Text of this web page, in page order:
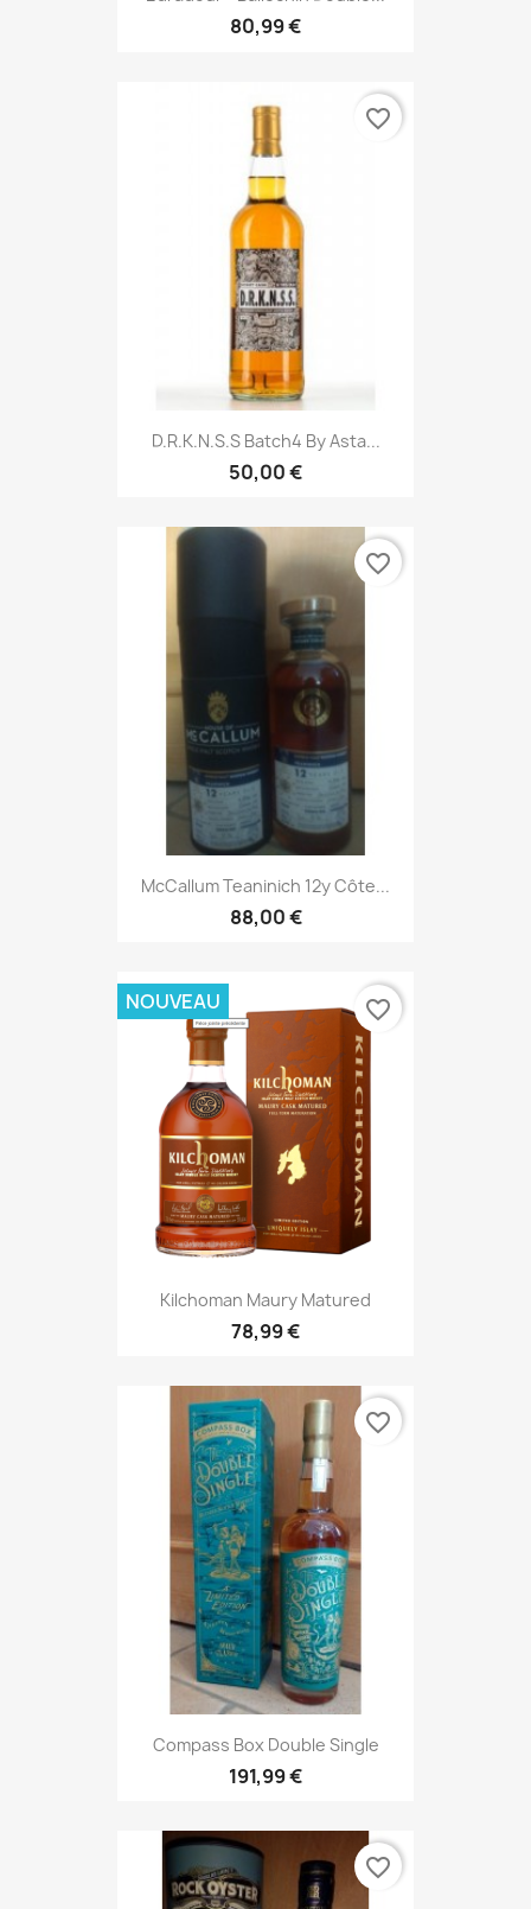
80,99 €
D.R.K.N.S.S Batch4 By Asta...
50,00 €
favorite_border
McCallum Teaninich 12y Côte...
88,00 €
favorite_border
Kilchoman Maury Matured
78,99 €
NOUVEAU favorite_border
Compass Box Double Single
191,99 €
favorite_border
favorite_border